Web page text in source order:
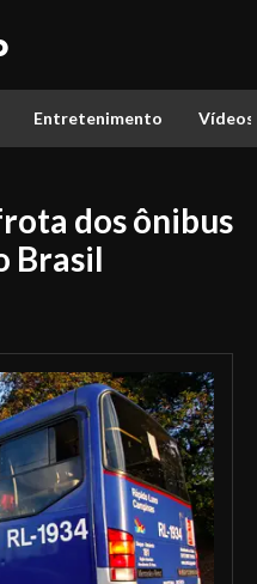
Entretenimento Vídeos
dos ônibus
Brasil